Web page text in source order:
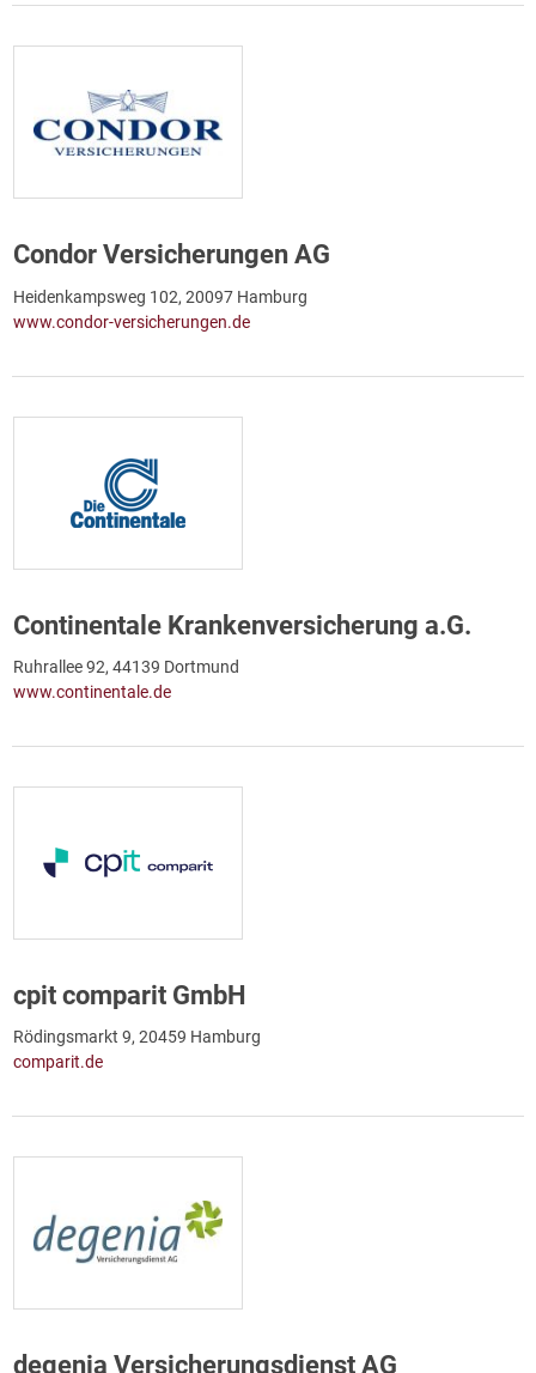
Condor Versicherungen AG
Heidenkampsweg 102, 20097 Hamburg
www.condor-versicherungen.de
Continentale Krankenversicherung a.G.
Ruhrallee 92, 44139 Dortmund
www.continentale.de
cpit comparit GmbH
Rödingsmarkt 9, 20459 Hamburg
comparit.de
degenia Versicherungsdienst AG